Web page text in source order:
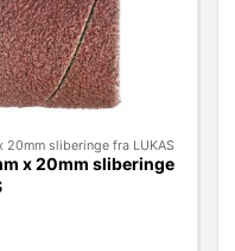
20mm sliberinge fra LUKAS
x 20mm sliberinge